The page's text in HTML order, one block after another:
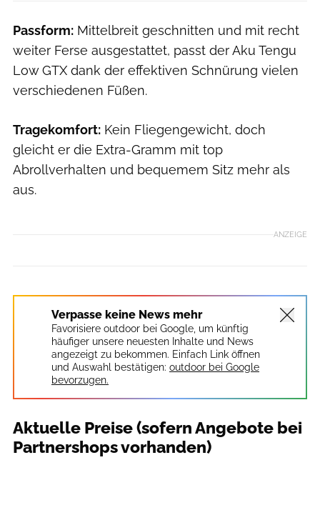
Passform: Mittelbreit geschnitten und mit recht
weiter Ferse ausgestattet, passt der Aku Tengu
Low GTX dank der effektiven Schnürung vielen
verschiedenen Füßen.
Tragekomfort: Kein Fliegengewicht, doch
gleicht er die Extra-Gramm mit top
Abrollverhalten und bequemem Sitz mehr als
aus.
ANZEIGE
Verpasse keine News mehr
Favorisiere outdoor bei Google, um künftig
häufiger unsere neuesten Inhalte und News
angezeigt zu bekommen. Einfach Link öffnen
und Auswahl bestätigen: outdoor bei Google
bevorzugen.
Aktuelle Preise (sofern Angebote bei
Partnershops vorhanden)